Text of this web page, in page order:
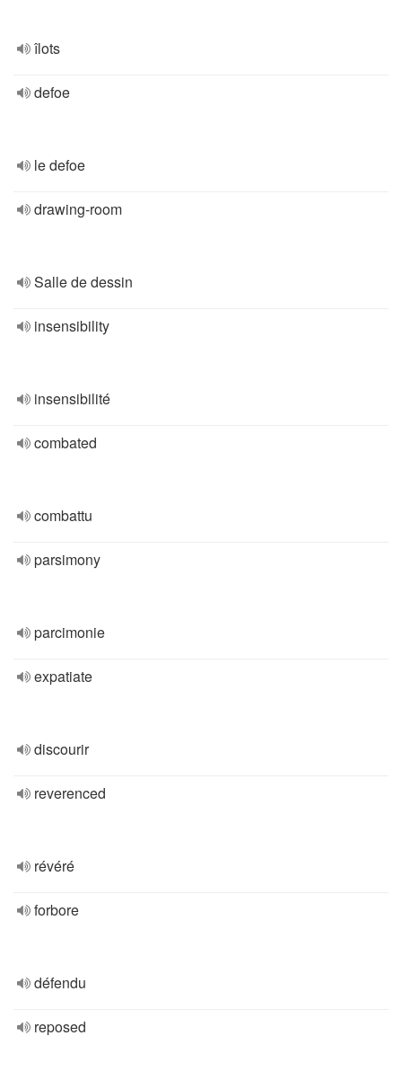
îlots
defoe
le defoe
drawing-room
Salle de dessin
insensibility
insensibilité
combated
combattu
parsimony
parcimonie
expatiate
discourir
reverenced
révéré
forbore
défendu
reposed